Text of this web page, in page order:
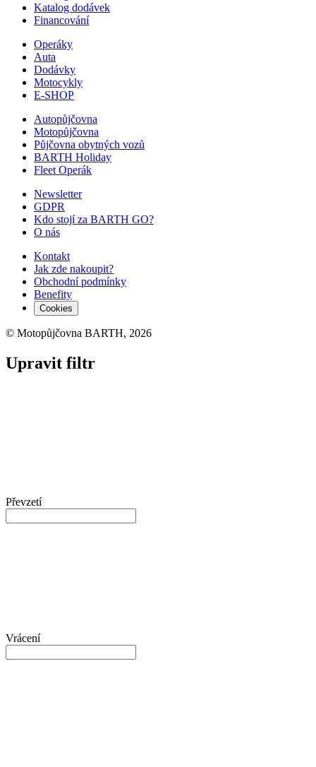
Katalog dodávek
Financování
Operáky
Auta
Dodávky
Motocykly
E-SHOP
Autopůjčovna
Motopůjčovna
Půjčovna obytných vozů
BARTH Holiday
Fleet Operák
Newsletter
GDPR
Kdo stojí za BARTH GO?
O nás
Kontakt
Jak zde nakoupit?
Obchodní podmínky
Benefity
Cookies
© Motopůjčovna BARTH, 2026
Upravit filtr
Převzetí
Vrácení